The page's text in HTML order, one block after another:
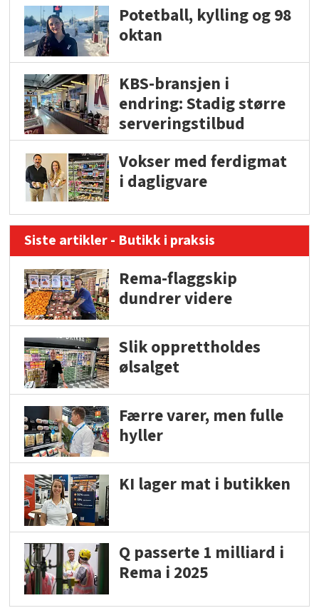
Potetball, kylling og 98
oktan
KBS-bransjen i
endring: Stadig større
serveringstilbud
Vokser med ferdigmat
i dagligvare
Siste artikler - Butikk i praksis
Rema-flaggskip
dundrer videre
Slik opprettholdes
ølsalget
Færre varer, men fulle
hyller
KI lager mat i butikken
Q passerte 1 milliard i
Rema i 2025